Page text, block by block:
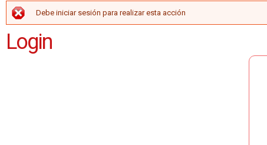
MENSAJE DE ERROR
Debe iniciar sesión para realizar esta acción
Login